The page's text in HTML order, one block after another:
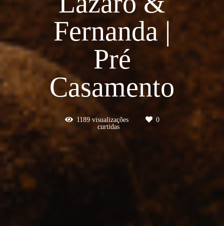
Fernanda |
Pré
Casamento
1189visualizações
0
curtidas